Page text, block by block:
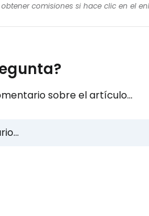
comisiones si hace clic en el
sobre el artículo...